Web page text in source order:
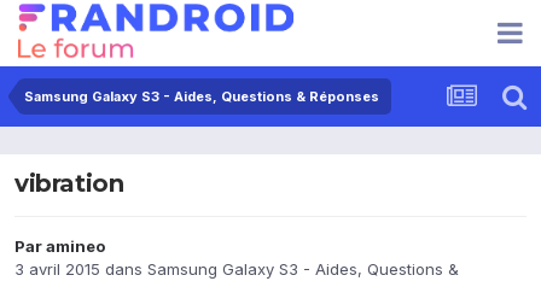
Samsung Galaxy S3 - Aides, Questions & Réponses
vibration
Paramineo
3 avril 2015 dans Samsung Galaxy S3 - Aides, Questions &